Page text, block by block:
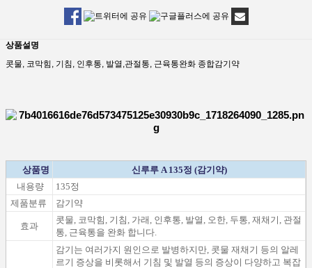
상품설명
콧물, 코막힘, 기침, 인후통, 발열,관절통, 근육통완화 종합감기약
상품명
신루루 A 135정 (감기약)
내용량
135정
제품분류
감기약
효과
콧물, 코막힘 , 기침, 가래 , 인후통, 발열, 오한, 두통, 재채기, 관절
통, 근육통을 완화 합니다.
감기는 여러가지 원인 으로 발병하지만, 콧물 재채기 등의 알레
르기 증상을 비롯해 서 기침 및 발열 등의 증상이 다양하고 복잡